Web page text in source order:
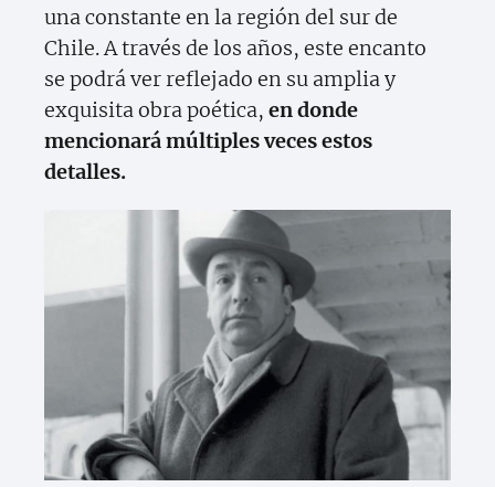
una constante en la región del sur de
Chile. A través de los años, este encanto
se podrá ver reflejado en su amplia y
exquisita obra poética, en donde
mencionará múltiples veces estos
detalles.